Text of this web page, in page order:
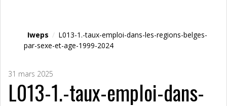
Iweps / L013-1.-taux-emploi-dans-les-regions-belges-
par-sexe-et-age-1999-2024
31 mars 2025
L013-1.-taux-emploi-dans-